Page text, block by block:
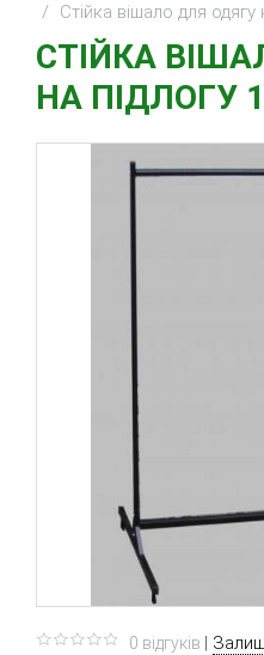
Стійка вішало для
СТІЙКА
НА ПІДЛОГУ
0 вiдгукiв |